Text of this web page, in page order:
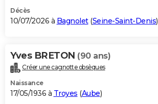
Décès
10/07/2026 à Bagnolet(Seine-Saint-Denis)
Yves BRETON (90 ans)
Créer une cagnotte obsèques
Naissance
17/05/1936 à Troyes (Aube)